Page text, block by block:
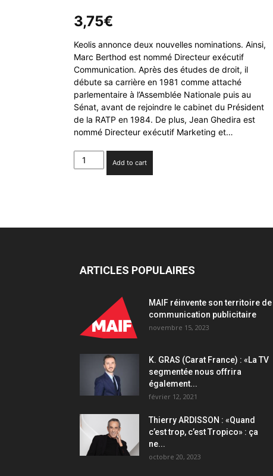
3,75€
Keolis annonce deux nouvelles nominations. Ainsi,
Marc Berthod est nommé Directeur exécutif
Communication. Après des études de droit, il
débute sa carrière en 1981 comme attaché
parlementaire à l’Assemblée Nationale puis au
Sénat, avant de rejoindre le cabinet du Président
de la RATP en 1984. De plus, Jean Ghedira est
nommé Directeur exécutif Marketing et…
Keolis
:
et
Directeur
exécutif
et
Nouvelles
Mobilités
quantity
Add to cart
ARTICLES POPULAIRES
MAIF réinvente son territoire de
communication publicitaire
novembre 15, 2023
K. GRAS (Carat France) : «La TV
segmentée nous offrira
également...
février 12, 2021
Thierry ARDISSON : «Quand
c’est trop, c’est Tropico» : ça
ne...
octobre 20, 2023